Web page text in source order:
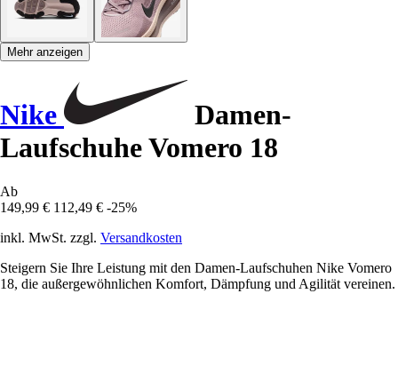
Mehr anzeigen
Nike
Damen-
Laufschuhe Vomero 18
Ab
149,99 € 112,49 € -25%
inkl. MwSt. zzgl. Versandkosten
Steigern Sie Ihre Leistung mit den Damen-Laufschuhen Nike Vomero
18, die außergewöhnlichen Komfort, Dämpfung und Agilität vereinen.